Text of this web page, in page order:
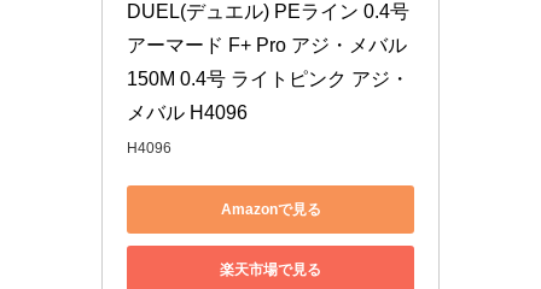
DUEL(デュエル) PEライン 0.4号
アーマード F+ Pro アジ・メバル
150M 0.4号 ライトピンク アジ・
メバル H4096
H4096
Amazonで見る
楽天市場で見る